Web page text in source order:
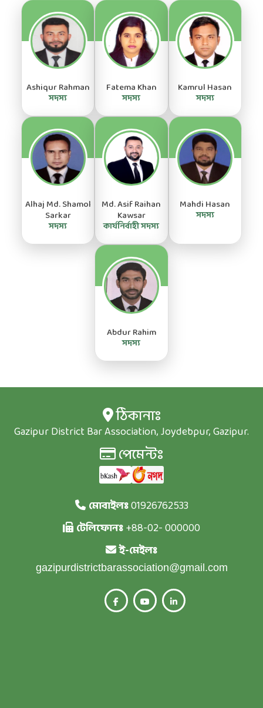
Ashiqur Rahman
সদস্য
Fatema Khan
সদস্য
Kamrul Hasan
সদস্য
Alhaj Md. Shamol
Sarkar
সদস্য
Md. Asif Raihan
Kawsar
কার্যনির্বাহী সদস্য
Mahdi Hasan
সদস্য
Abdur Rahim
সদস্য
ঠিকানাঃ
Gazipur District Bar Association, Joydebpur, Gazipur.
পেমেন্টঃ
মোবাইলঃ01926762533
টেলিফোনঃ+88-02- 000000
ই-মেইলঃ
gazipurdistrictbarassociation@gmail.com